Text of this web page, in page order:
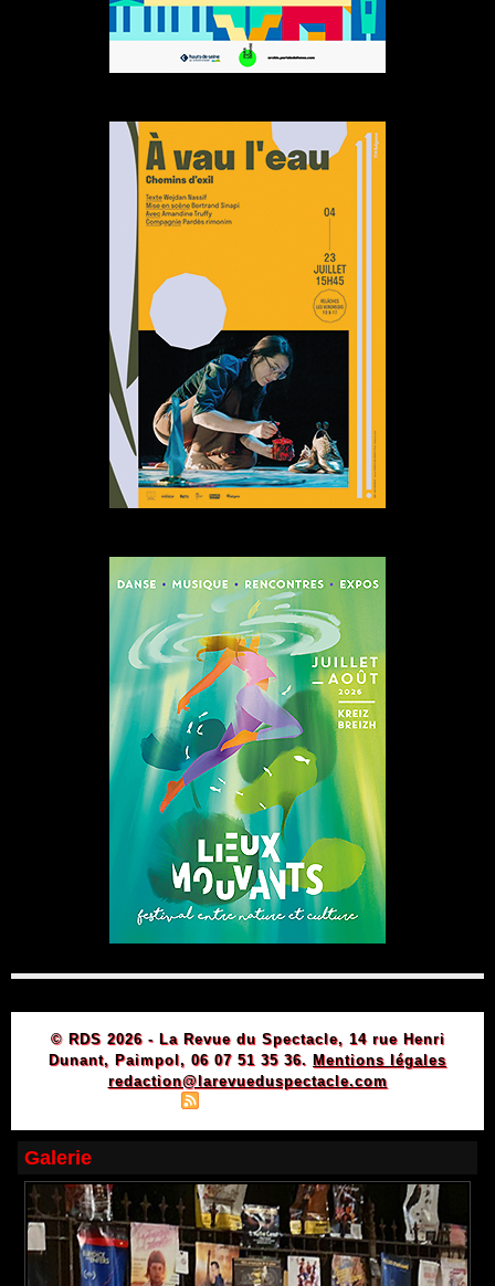
© RDS 2026 - La Revue du Spectacle, 14 rue Henri
Dunant, Paimpol, 06 07 51 35 36. Mentions légales
redaction@larevueduspectacle.com
Galerie